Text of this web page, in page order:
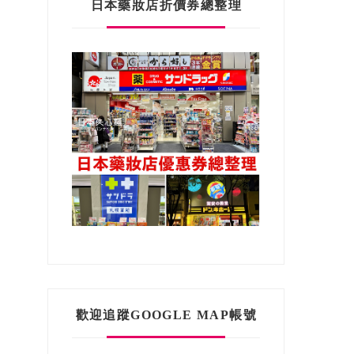
日本藥妝店折價券總整理
歡迎追蹤GOOGLE MAP帳號